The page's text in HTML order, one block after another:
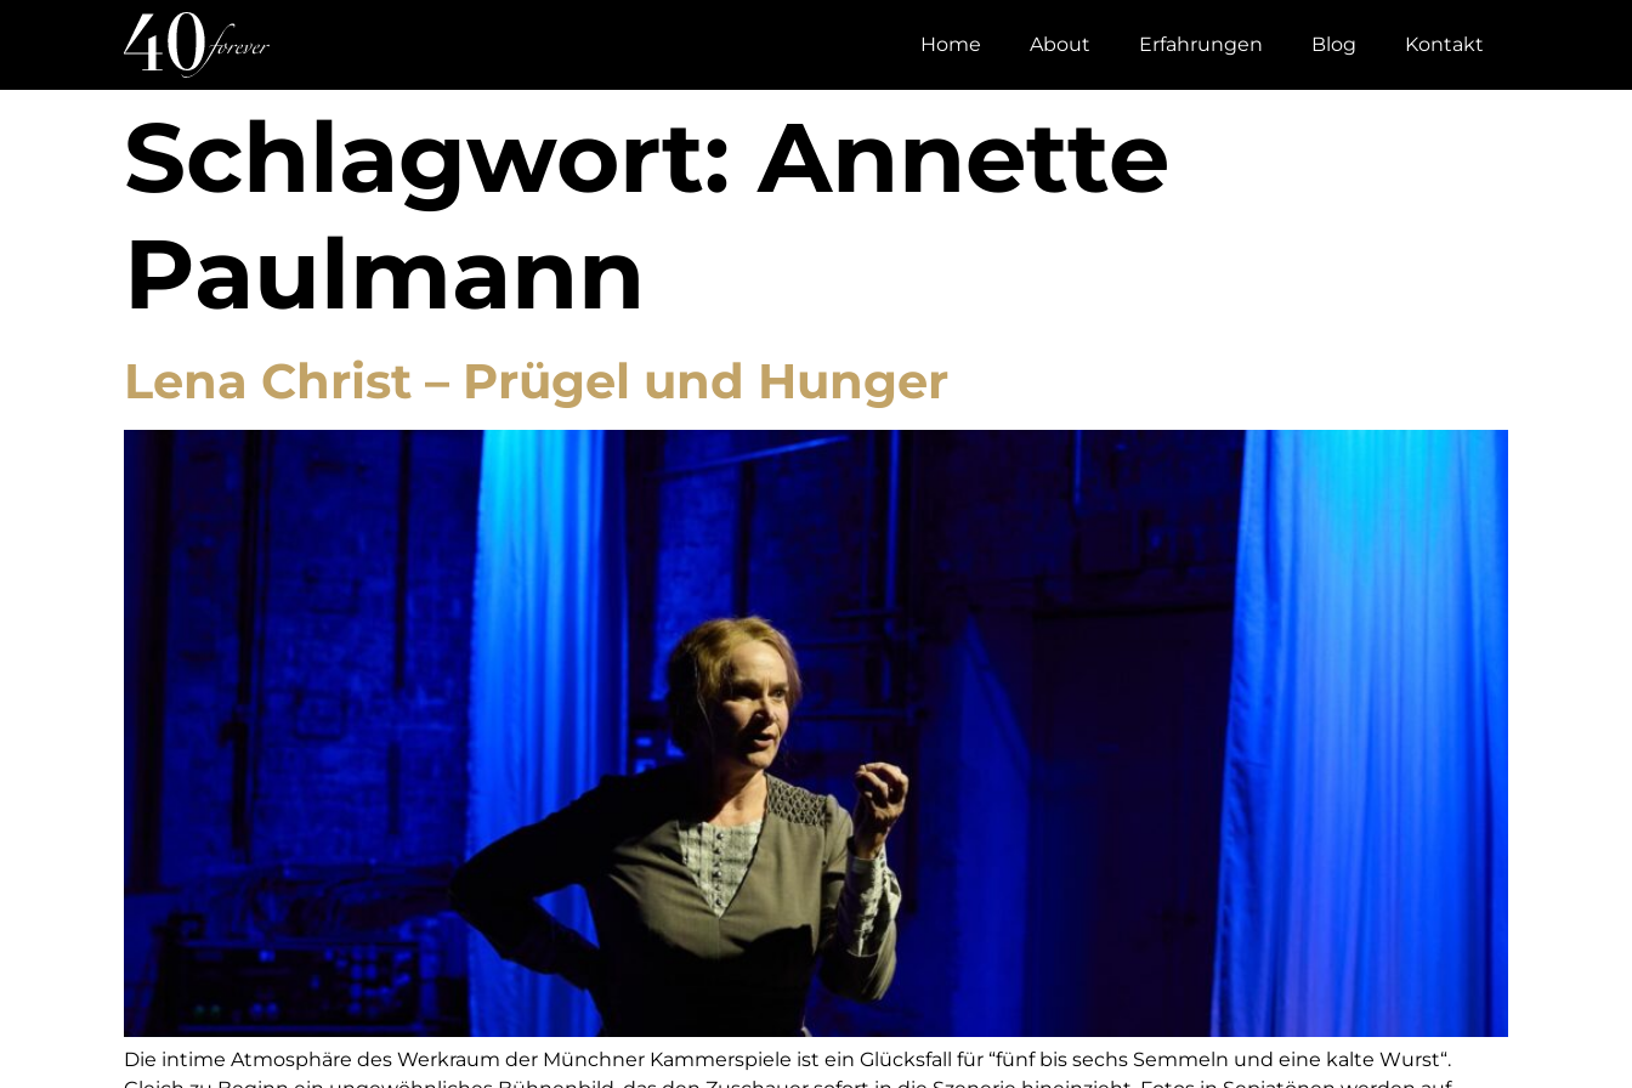
Home About Erfahrungen Blog Kontakt
Schlagwort:Annette
Paulmann
Lena Christ – Prügel und Hunger
Die intime Atmosphäre des Werkraum der Münchner Kammerspiele ist ein Glücksfall für “fünf bis sechs Semmeln und eine kalte Wurst“.